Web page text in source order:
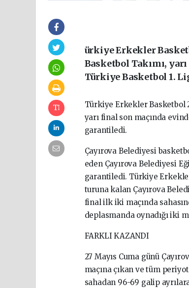
ürkiye Erkekler
Basketbol Takımı,
Türkiye Basketbol 1.
Türkiye Erkekler Basketbol
yarı final son maçında
garantiledi.
Çayırova Belediyesi
eden Çayırova Belediyesi
garantiledi. Türkiye
turuna kalan Çayırova
final ilk iki maçında
deplasmanda oynadığı iki
FARKLI KAZANDI
27 Mayıs Cuma günü
maçına çıkan ve tüm
sahadan 96-69 galip